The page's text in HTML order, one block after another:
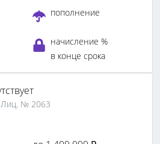
пополнение
начисление %
в конце срока
Лиц. № 2063